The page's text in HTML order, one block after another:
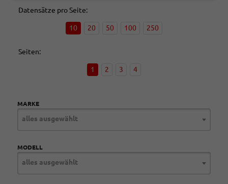
Datensätze pro Seite:
10 20 50 100 250
Seiten:
1 2 3 4
MARKE
alles ausgewählt
MODELL
alles ausgewählt